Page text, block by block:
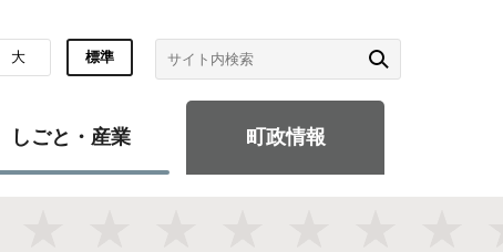
大 標準
しごと・産業 町政情報